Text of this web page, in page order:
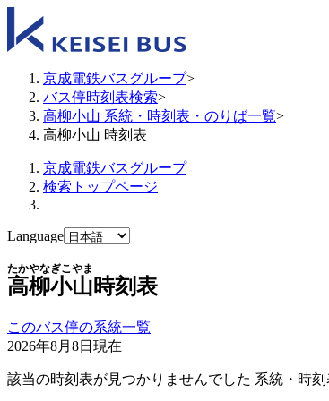
京成電鉄バスグループ>
バス停時刻表検索>
高柳小山 系統・時刻表・のりば一覧>
高柳小山 時刻表
京成電鉄バスグループ
検索トップページ
Language
高柳小山
たかやなぎこやま
時刻表
このバス停の系統一覧
2026年8月8日 現在
該当の時刻表が見つかりませんでした 系統・時